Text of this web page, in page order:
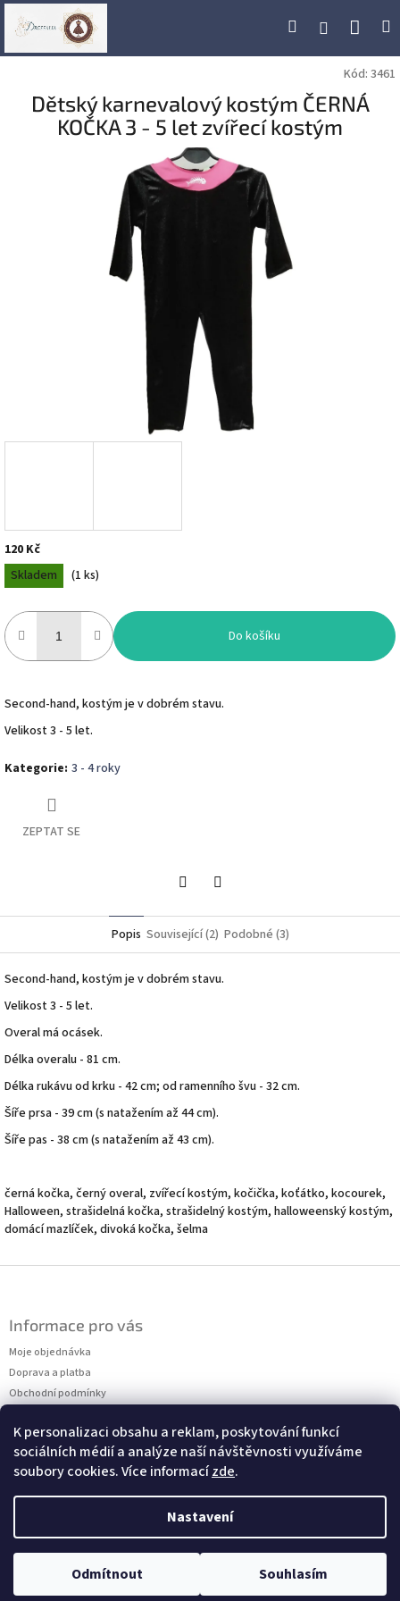
K personalizaci obsahu a reklam, poskytování funkcí
sociálních médií a analýze naší návštěvnosti využíváme
soubory cookies. Více informacízde.
Nastavení
Odmítnout Souhlasím
Přejít
Hledat Přihlášení
Kód: 3461
Dětský karnevalový kostým ČERNÁ
KOČKA 3 - 5 let zvířecí kostým
120 Kč
Měrná
cena:
Skladem (1 ks)
Do košíku
Second-hand, kostým je v dobrém stavu.
Velikost 3 - 5 let.
Kategorie: 3 - 4 roky
ZEPTAT SE
Popis Související (2) Podobné (3)
Second-hand, kostým je v dobrém stavu.
Velikost 3 - 5 let.
Overal má ocásek.
Délka overalu - 81 cm.
Délka rukávu od krku - 42 cm; od ramenního švu - 32 cm.
Šíře prsa - 39 cm (s natažením až 44 cm).
Šíře pas - 38 cm (s natažením až 43 cm).
černá kočka, černý overal, zvířecí kostým, kočička, koťátko, kocourek,
Halloween, strašidelná kočka, strašidelný kostým, halloweenský kostým,
domácí mazlíček, divoká kočka, šelma
Informace pro vás
Moje objednávka
Doprava a platba
Obchodní podmínky
Kontakty
Měření velikostí
Vytvořil ShoptetCopyright 2026
. Všechna práva vyhrazena.
Upravit nastavení cookies